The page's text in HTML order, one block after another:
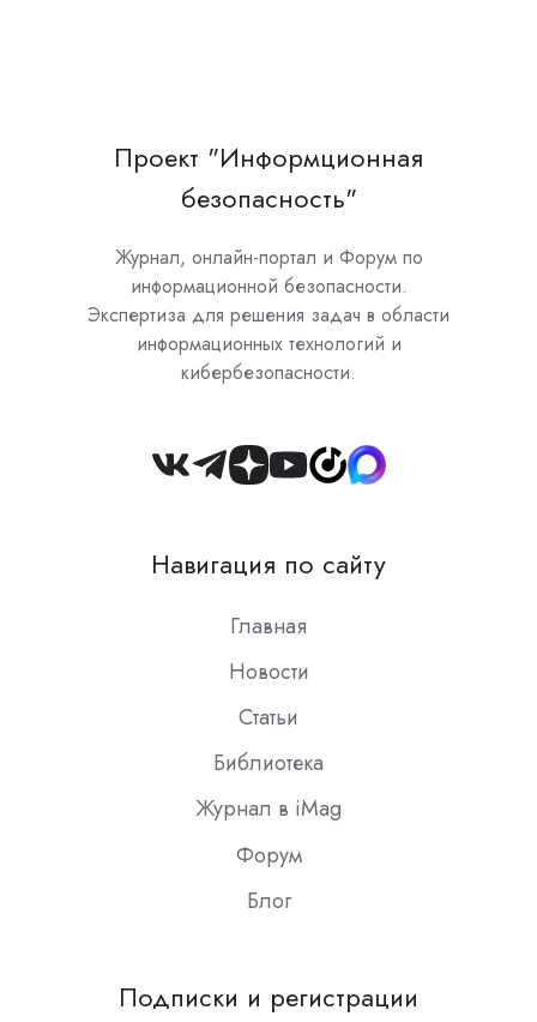
Проект "Информционная
безопасность"
Журнал, онлайн-портал и Форум по
информационной безопасности.
Экспертиза для решения задач в области
информационных технологий и
кибербезопасности.
Join
Slack
Навигация по сайту
Главная
Новости
Статьи
Библиотека
Журнал в iMag
Форум
Блог
Подписки и регистрации